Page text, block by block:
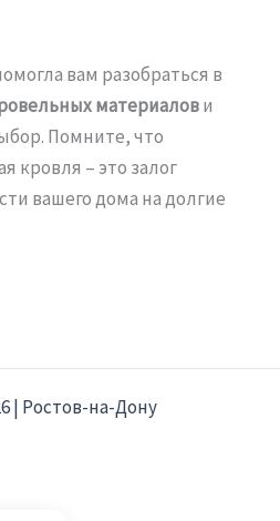
вам разобраться в
материалови
Помните, что
кровля – это залог
вашего дома на долгие
| Ростов-на-Дону